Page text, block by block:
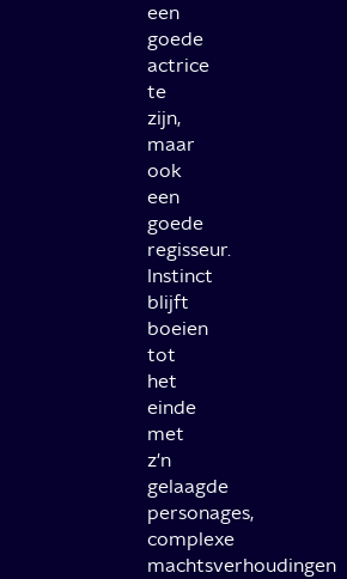
een
goede
actrice
te
zijn,
maar
ook
een
goede
regisseur.
Instinct
blijft
boeien
tot
het
einde
met
z'n
gelaagde
personages,
complexe
machtsverhoudingen